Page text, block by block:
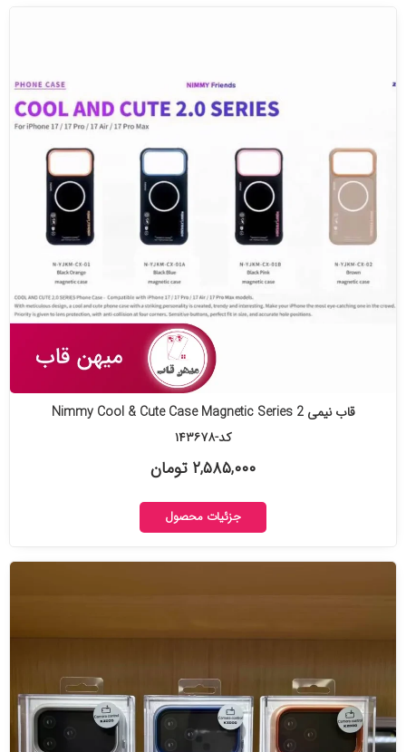
قاب نیمی Nimmy Cool & Cute Case Magnetic Series 2
کد-۱۴۳۶۷۸
۲,۵۸۵,۰۰۰ تومان
جزئیات محصول